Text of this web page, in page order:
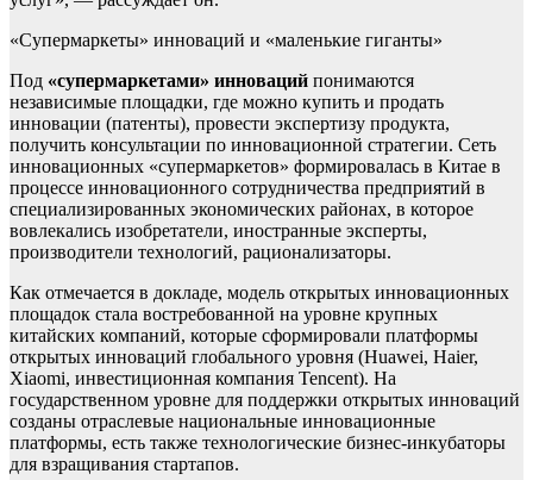
«Супермаркеты» инноваций и «маленькие гиганты»
Под «супермаркетами» инноваций понимаются
независимые площадки, где можно купить и продать
инновации (патенты), провести экспертизу продукта,
получить консультации по инновационной стратегии. Сеть
инновационных «супермаркетов» формировалась в Китае в
процессе инновационного сотрудничества предприятий в
специализированных экономических районах, в которое
вовлекались изобретатели, иностранные эксперты,
производители технологий, рационализаторы.
Как отмечается в докладе, модель открытых инновационных
площадок стала востребованной на уровне крупных
китайских компаний, которые сформировали платформы
открытых инноваций глобального уровня (Huawei, Haier,
Xiaomi, инвестиционная компания Tencent). На
государственном уровне для поддержки открытых инноваций
созданы отраслевые национальные инновационные
платформы, есть также технологические бизнес-инкубаторы
для взращивания стартапов.